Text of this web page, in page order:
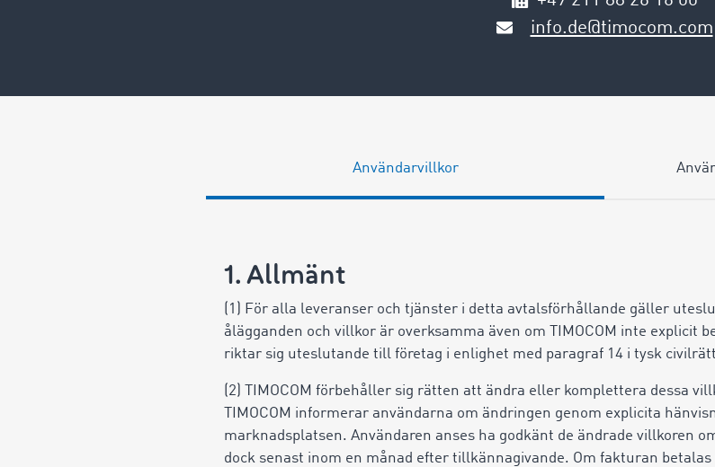
info.de@timocom.com
Användarvillkor
1. Allmänt
(1) För alla leveranser och tjänster i detta avtalsförhållande gäller
ålägganden och villkor är overksamma även om TIMOCOM inte explicit
riktar sig uteslutande till företag i enlighet med paragraf 14 i tysk
(2) TIMOCOM förbehåller sig rätten att ändra eller komplettera dessa
TIMOCOM informerar användarna om ändringen genom explicita
marknadsplatsen. Användaren anses ha godkänt de ändrade villkoren
dock senast inom en månad efter tillkännagivande. Om fakturan